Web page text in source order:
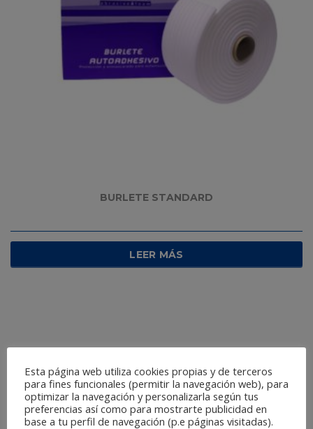
BURLETE STANDARD
LEER MÁS
Esta página web utiliza cookies propias y de terceros
para fines funcionales (permitir la navegación web), para
optimizar la navegación y personalizarla según tus
preferencias así como para mostrarte publicidad en
base a tu perfil de navegación (p.e páginas visitadas).